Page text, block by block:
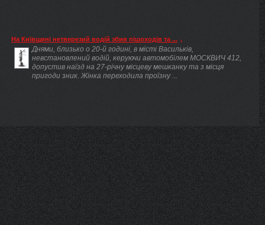
На Київщині нетверезий водій збив пішоходів та ...
Днями, близько о 20-й годині, в місті Васильків,
невстановлений водій, керуючи автомобілем МОСКВИЧ 412,
допустив наїзд на 27-річну місцеву мешканку та з місця
пригоди зник. Жінка переходила проїзну ...